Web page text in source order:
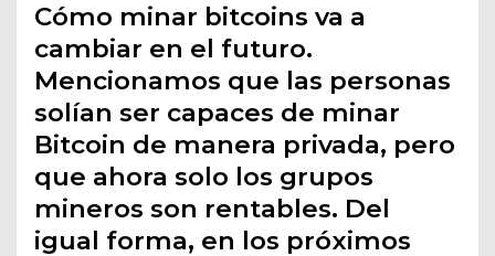
Cómo minar bitcoins va a
cambiar en el futuro.
Mencionamos que las personas
solían ser capaces de minar
Bitcoin de manera privada, pero
que ahora solo los grupos
mineros son rentables. Del
igual forma, en los próximos